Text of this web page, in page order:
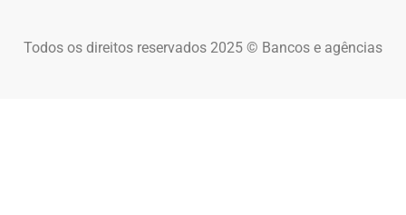
Todos os direitos reservados 2025 © Bancos e agências